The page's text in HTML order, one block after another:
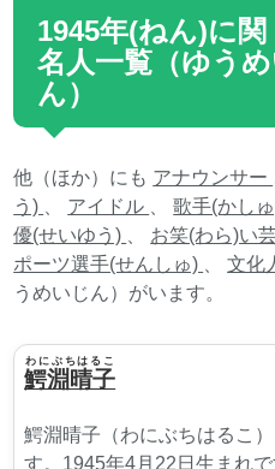
1945年(ねん)に
名人一覧（ゆう
ん）
他（ほか）にも アナウンサー
う)
アイドル 、歌手(かし
優(せいゆう)
お笑(わら)い
ポーツ選手(せんしゅ)
、文化
うめいじん）がいます。
鰐淵晴子
わにぶちはるこ
鰐淵晴子（わにぶちはるこ
す。1945年4月22日生まれで